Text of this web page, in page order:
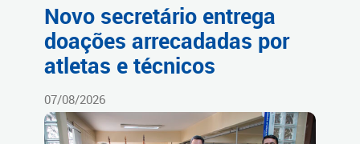
Novo secretário entrega
doações arrecadadas por
atletas e técnicos
07/08/2026